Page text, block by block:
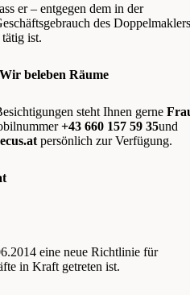
er – entgegen dem in der
des Doppelmaklers
ist.
beleben Räume
steht Ihnen gerne
+43 660 157 59 35und
persönlich zur Verfügung.
eine neue Richtlinie für
in Kraft getreten ist.